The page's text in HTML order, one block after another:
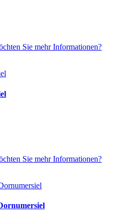
Sie mehr Informationen?
Sie mehr Informationen?